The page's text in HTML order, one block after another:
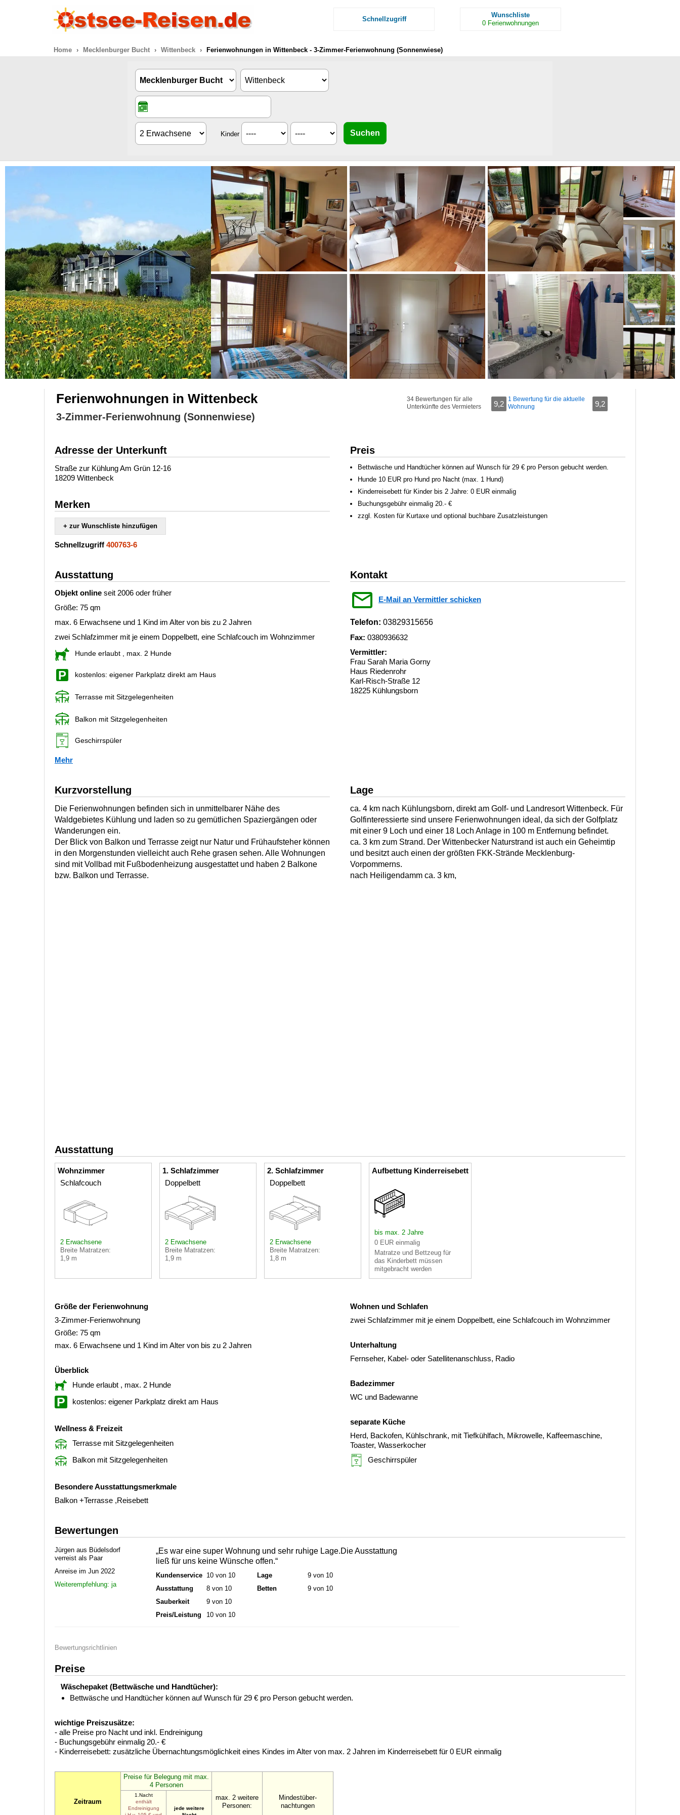
Schnellzugriff
Wunschliste
0 Ferienwohnungen
Home Mecklenburger Bucht Wittenbeck Ferienwohnungen in Wittenbeck - 3-Zimmer-Ferienwohnung (Sonnenwiese)
Kinder
Ferienwohnungen in Wittenbeck
3-Zimmer-Ferienwohnung (Sonnenwiese)
34 Bewertungen für alle
Unterkünfte des Vermieters
9,2
1 Bewertung für die aktuelle
Wohnung
9,2
Adresse der Unterkunft
Straße zur Kühlung Am Grün 12-16
18209 Wittenbeck
Merken
+ zur Wunschliste hinzufügen
Schnellzugriff 400763-6
Preis
Bettwäsche und Handtücher können auf Wunsch für 29 € pro Person gebucht werden.
Hunde 10 EUR pro Hund pro Nacht (max. 1 Hund)
Kinderreisebett für Kinder bis 2 Jahre: 0 EUR einmalig
Buchungsgebühr einmalig 20.- €
zzgl. Kosten für Kurtaxe und optional buchbare Zusatzleistungen
Ausstattung
Objekt online seit 2006 oder früher
Größe: 75 qm
max. 6 Erwachsene und 1 Kind im Alter von bis zu 2 Jahren
zwei Schlafzimmer mit je einem Doppelbett, eine Schlafcouch im Wohnzimmer
Hunde erlaubt , max. 2 Hunde
kostenlos: eigener Parkplatz direkt am Haus
Terrasse mit Sitzgelegenheiten
Balkon mit Sitzgelegenheiten
Geschirrspüler
Mehr
Kontakt
E-Mail an Vermittler schicken
Telefon: 03829315656
Fax: 0380936632
Vermittler:
Frau Sarah Maria Gorny
Haus Riedenrohr
Karl-Risch-Straße 12
18225 Kühlungsborn
Kurzvorstellung
Die Ferienwohnungen befinden sich in unmittelbarer Nähe des
Waldgebietes Kühlung und laden so zu gemütlichen Spaziergängen oder
Wanderungen ein.
Der Blick von Balkon und Terrasse zeigt nur Natur und Frühaufsteher können
in den Morgenstunden vielleicht auch Rehe grasen sehen. Alle Wohnungen
sind mit Vollbad mit Fußbodenheizung ausgestattet und haben 2 Balkone
bzw. Balkon und Terrasse.
Lage
ca. 4 km nach Kühlungsborn, direkt am Golf- und Landresort Wittenbeck. Für
Golfinteressierte sind unsere Ferienwohnungen ideal, da sich der Golfplatz
mit einer 9 Loch und einer 18 Loch Anlage in 100 m Entfernung befindet.
ca. 3 km zum Strand. Der Wittenbecker Naturstrand ist auch ein Geheimtip
und besitzt auch einen der größten FKK-Strände Mecklenburg-
Vorpommerns.
nach Heiligendamm ca. 3 km,
Ausstattung
Wohnzimmer
Schlafcouch
2 Erwachsene
Breite Matratzen:
1,9 m
1. Schlafzimmer
Doppelbett
2 Erwachsene
Breite Matratzen:
1,9 m
2. Schlafzimmer
Doppelbett
2 Erwachsene
Breite Matratzen:
1,8 m
Aufbettung Kinderreisebett
bis max. 2 Jahre
0 EUR einmalig
Matratze und Bettzeug für
das Kinderbett müssen
mitgebracht werden
Größe der Ferienwohnung
3-Zimmer-Ferienwohnung
Größe: 75 qm
max. 6 Erwachsene und 1 Kind im Alter von bis zu 2 Jahren
Überblick
Hunde erlaubt , max. 2 Hunde
kostenlos: eigener Parkplatz direkt am Haus
Wellness & Freizeit
Terrasse mit Sitzgelegenheiten
Balkon mit Sitzgelegenheiten
Besondere Ausstattungsmerkmale
Balkon +Terrasse ,Reisebett
Wohnen und Schlafen
zwei Schlafzimmer mit je einem Doppelbett, eine Schlafcouch im Wohnzimmer
Unterhaltung
Fernseher, Kabel- oder Satellitenanschluss, Radio
Badezimmer
WC und Badewanne
separate Küche
Herd, Backofen, Kühlschrank, mit Tiefkühlfach, Mikrowelle, Kaffeemaschine,
Toaster, Wasserkocher
Geschirrspüler
Bewertungen
Jürgen aus Büdelsdorf
verreist als Paar
Anreise im Jun 2022
Weiterempfehlung: ja
„Es war eine super Wohnung und sehr ruhige Lage.Die Ausstattung
ließ für uns keine Wünsche offen.“
Kundenservice 10 von 10
Ausstattung
8 von 10
Sauberkeit
9 von 10
Preis/Leistung
10 von 10
Lage
9 von 10
Betten
9 von 10
Bewertungsrichtlinien
Preise
Wäschepaket (Bettwäsche und Handtücher):
Bettwäsche und Handtücher können auf Wunsch für 29 € pro Person gebucht werden.
wichtige Preiszusätze:
- alle Preise pro Nacht und inkl. Endreinigung
- Buchungsgebühr einmalig 20.- €
- Kinderreisebett: zusätzliche Übernachtungsmöglichkeit eines Kindes im Alter von max. 2 Jahren im Kinderreisebett für 0 EUR einmalig
Zeitraum
Preise für Belegung mit max.
4 Personen
max. 2 weitere
Personen:
Mindestüber-
nachtungen
1.Nacht
enthält
Endreinigung
jede weitere